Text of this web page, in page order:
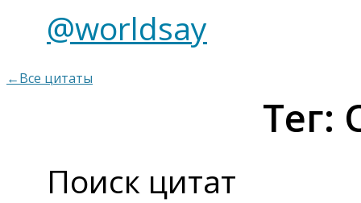
@worldsay
←Все цитаты
Тег:
Поиск цитат